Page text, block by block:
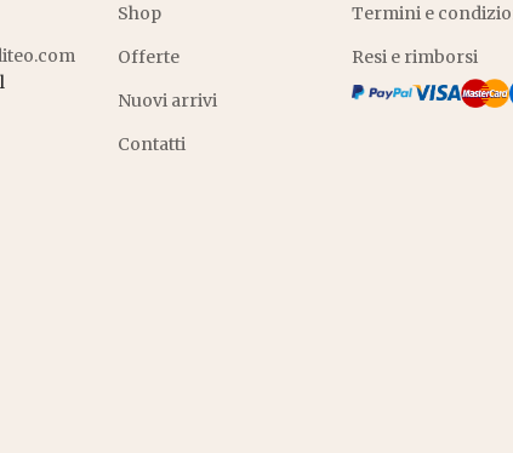
Shop
Offerte
Nuovi arrivi
Contatti
Termini e
Resi e rimborsi